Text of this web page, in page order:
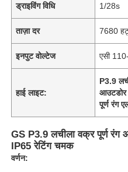
घर
ड्राइविंग विधि 1/28s
ताज़ा दर 7680
इनपुट वोल्टेज एसी
हाई लाइट:
P3.9
आउटडोर
पूर्ण रंग
GS P3.9 लचीला वक्र पूर्ण रंग
IP65 रेटिंग चमक
वर्णन: